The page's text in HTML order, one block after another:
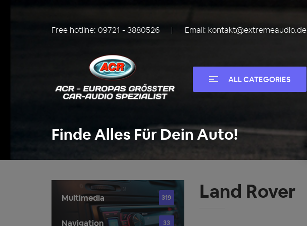
Free hotline: 09721 - 3880526 Email: kontakt@extremeaudio.de
ALL CATEGORIES
Finde Alles Für Dein Auto!
Multimedia 319
Navigation 33
Land Rover